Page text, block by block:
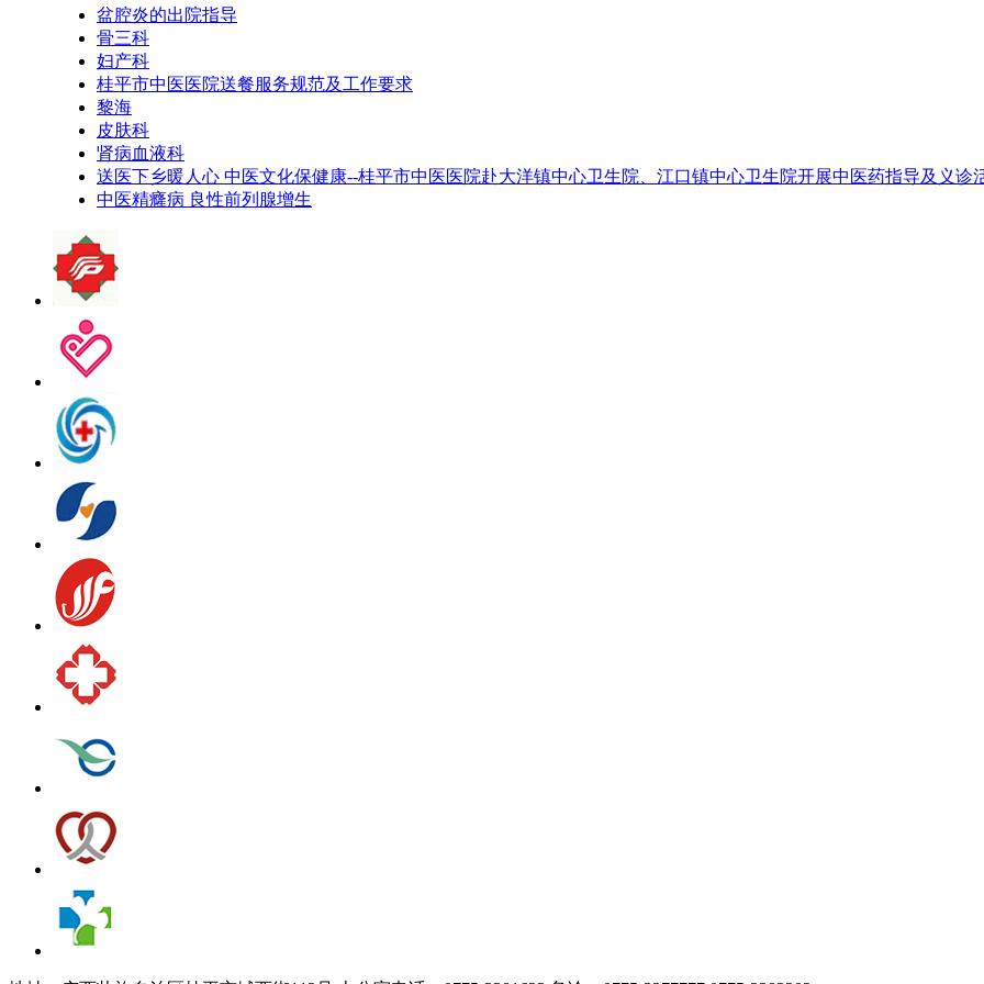
盆腔炎的出院指导
骨三科
妇产科
桂平市中医医院送餐服务规范及工作要求
黎海
皮肤科
肾病血液科
送医下乡暖人心 中医文化保健康--桂平市中医医院赴大洋镇中心卫生院、江口镇中心卫生院开展中医药指导及义诊
中医精癃病 良性前列腺增生